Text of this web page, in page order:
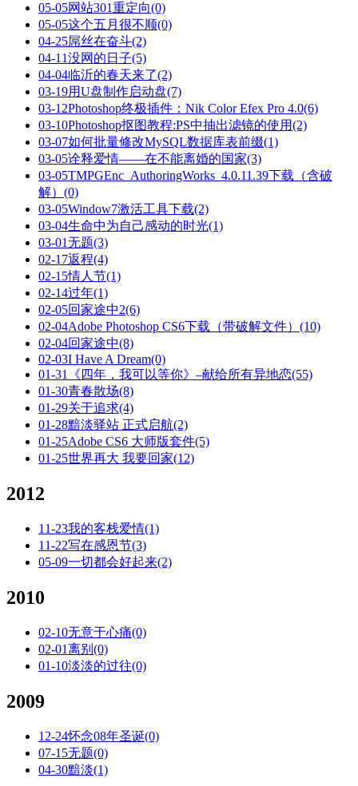
05-05网站301重定向(0)
05-05这个五月很不顺(0)
04-25屌丝在奋斗(2)
04-11没网的日子(5)
04-04临沂的春天来了(2)
03-19用U盘制作启动盘(7)
03-12Photoshop终极插件：Nik Color Efex Pro 4.0(6)
03-10Photoshop抠图教程:PS中抽出滤镜的使用(2)
03-07如何批量修改MySQL数据库表前缀(1)
03-05诠释爱情——在不能离婚的国家(3)
03-05TMPGEnc_AuthoringWorks_4.0.11.39下载（含破
解） (0)
03-05Window7激活工具下载(2)
03-04生命中为自己感动的时光(1)
03-01无题(3)
02-17返程(4)
02-15情人节(1)
02-14过年(1)
02-05回家途中2(6)
02-04Adobe Photoshop CS6下载（带破解文件） (10)
02-04回家途中(8)
02-03I Have A Dream(0)
01-31
《四年，我可以等你》–献给所有异地恋(55)
01-30青春散场(8)
01-29关于追求(4)
01-28黯淡驿站 正式启航(2)
01-25Adobe CS6 大师版套件(5)
01-25世界再大 我要回家(12)
2012
11-23我的客栈爱情(1)
11-22写在感恩节(3)
05-09一切都会好起来(2)
2010
02-10无意于心痛(0)
02-01离别 (0)
01-10淡淡的过往(0)
2009
12-24怀念08年圣诞(0)
07-15无题(0)
04-30黯淡(1)